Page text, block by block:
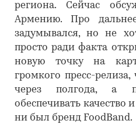
региона. Сейчас
Армению. Про
задумывался, но не
просто ради факта
новую точку на
громкого пресс-
через полгода, а
обеспечивать качество
ни был бренд FoodBand.